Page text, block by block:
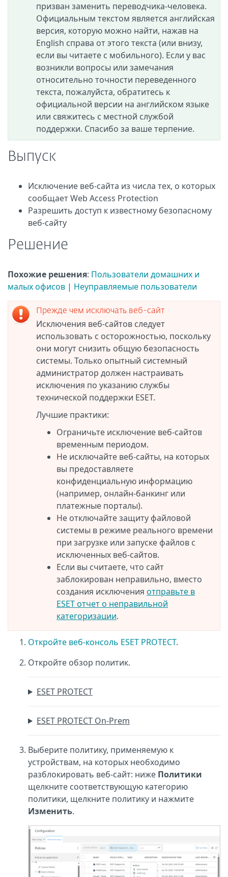
призван заменить переводчика-человека.
Официальным текстом является английская
версия, которую можно найти, нажав на
English справа от этого текста (или внизу,
если вы читаете с мобильного). Если у вас
возникли вопросы или замечания
относительно точности переведенного
текста, пожалуйста, обратитесь к
официальной версии на английском языке
или свяжитесь с местной службой
поддержки. Спасибо за ваше терпение.
Выпуск
Исключение веб-сайта из числа тех, о которых
сообщает Web Access Protection
Разрешить доступ к известному безопасному
веб-сайту
Решение
Похожие решения: Пользователи домашних и
малых офисов | Неуправляемые пользователи
Прежде чем исключать веб-сайт
Исключения веб-сайтов следует
использовать с осторожностью, поскольку
они могут снизить общую безопасность
системы. Только опытный системный
администратор должен настраивать
исключения по указанию службы
технической поддержки ESET.
Лучшие практики:
Ограничьте исключение веб-сайтов
временным периодом.
Не исключайте веб-сайты, на которых
вы предоставляете
конфиденциальную информацию
(например, онлайн-банкинг или
платежные порталы).
Не отключайте защиту файловой
системы в режиме реального времени
при загрузке или запуске файлов с
исключенных веб-сайтов.
Если вы считаете, что сайт
заблокирован неправильно, вместо
создания исключения отправьте в
ESET отчет о неправильной
категоризации.
Откройте веб-консоль ESET PROTECT.
Откройте обзор политик.
ESET PROTECT
ESET PROTECT On-Prem
Выберите политику, применяемую к
устройствам, на которых необходимо
разблокировать веб-сайт: ниже Политики
щелкните соответствующую категорию
политики, щелкните политику и нажмите
Изменить.